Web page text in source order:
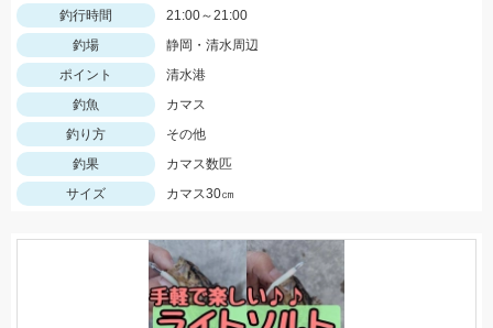
釣行時間
21:00～21:00
釣場
静岡・清水周辺
ポイント
清水港
釣魚
カマス
釣り方
その他
釣果
カマス数匹
サイズ
カマス30㎝